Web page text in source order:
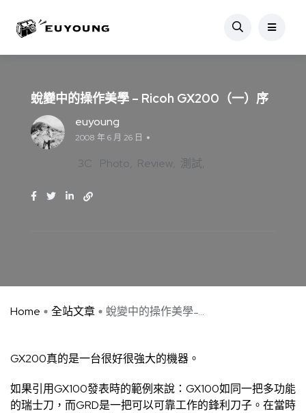
蛻變中的操作美學 – Ricoh GX200（一）序
euyoung
2008 年 6 月 26 日
3C Photo Review 測試
Home 全站文章 蛻變中的操作美學 ̵ ...
GX200真的是一台很好很強大的機器。
如果引用GX100發表時的範例來說：GX100如同一把多功能
的瑞士刀，而GRD是一把可以可靠工作的鋒利刀子。在當時